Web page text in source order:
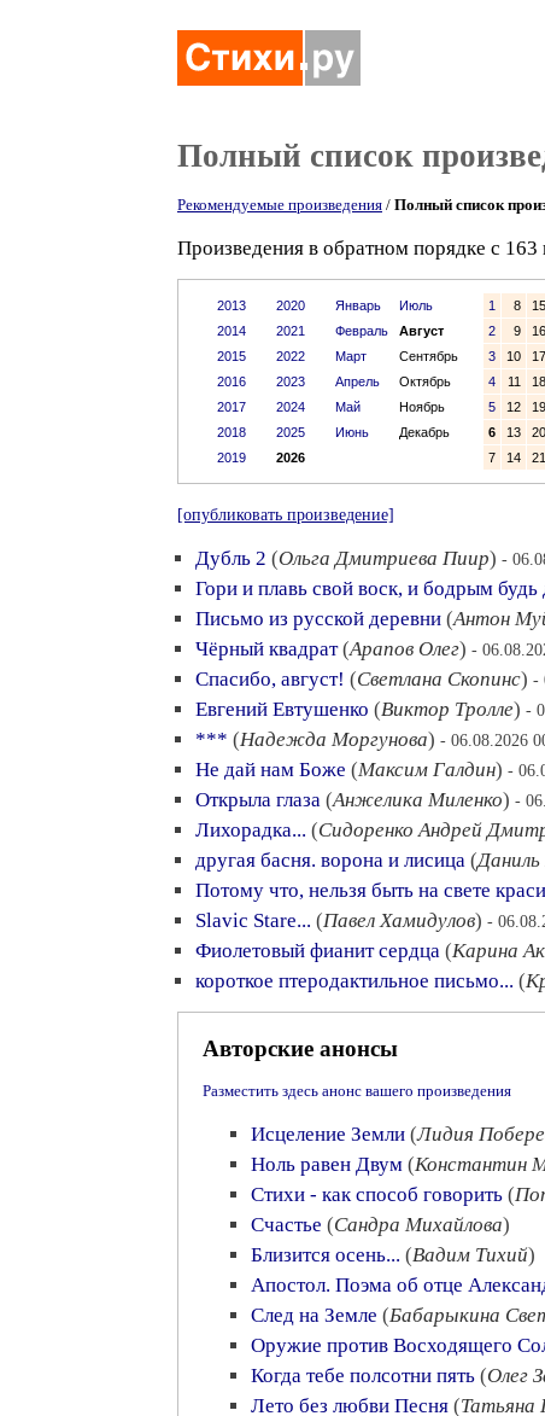
Полный список
Рекомендуемые произведения / Полный список
Произведения в обратном порядке с
2013
2014
2015
2016
2017
2018
2019
2020
2021
2022
2023
2024
2025
2026
Январь
Июль
Февраль
Август
Март
Сентябрь
Апрель
Октябрь
Май
Ноябрь
Июнь
Декабрь
1 8 15
2
9 16
3
10 17
4
11 18
5
12 19
6
13 20
7
14 21
[опубликовать произведение]
Дубль 2 (Ольга Дмитриева Пиир) -
Гори и плавь свой воск, и бодрым будь
Письмо из русской деревни (Антон
Чёрный квадрат(Арапов Олег) -
Спасибо, август! (Светлана Скопинс) -
Евгений Евтушенко (Виктор Тролле) -
*** (Надежда Моргунова) - 06.08.2026
Не дай нам Боже (Максим Галдин) -
Открыла глаза (Анжелика Миленко) -
Лихорадка... (Сидоренко Андрей
другая басня. ворона и лисица (Даниль
Потому что, нельзя быть на свете
Slavic Stare... (Павел Хамидулов) -
Фиолетовый фианит сердца (Карина
короткое птеродактильное письмо... (
Авторские анонсы
Разместить здесь анонс вашего произведения
Исцеление Земли (Лидия
Ноль равен Двум (Константин
Стихи - как способ говорить (
Счастье (Сандра Михайлова)
Близится осень... (Вадим Тихий)
Апостол. Поэма об отце
След на Земле (Бабарыкина
Оружие против Восходящего
Когда тебе полсотни пять (Олег
Лето без любви Песня (Татьяна